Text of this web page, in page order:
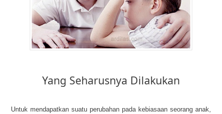
Yang Seharusnya Dilakukan
Untuk mendapatkan suatu perubahan pada kebiasaan seorang anak,